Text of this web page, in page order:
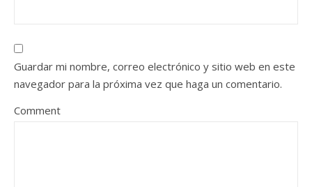
Guardar mi nombre, correo electrónico y sitio web en este
navegador para la próxima vez que haga un comentario.
Comment